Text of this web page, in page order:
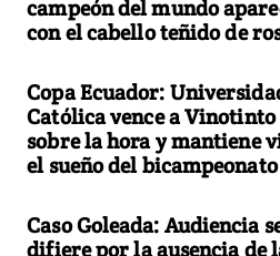
campeón del mundo
con el cabello teñido de
Copa Ecuador:
Católica vence a Vinotinto
sobre la hora y mantiene
el sueño del bicampeonato
Caso Goleada: Audiencia
difiere por la ausencia de